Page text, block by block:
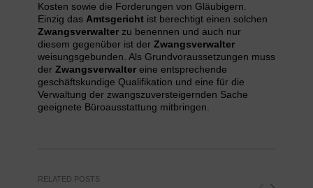
Kosten sowie die Forderungen von Gläubigern.
Einzig das Amtsgericht ist berechtigt einen solchen
Zwangsverwalter zu benennen und auch nur
diesem gegenüber ist der Zwangsverwalter
weisungsgebunden. Als Grundvoraussetzungen muss
der Zwangsverwalter eine entsprechende
geschäftskundige Qualifikation und eine für die
Verwaltung der zwangszuversteigernden Sache
geeignete Büroausstattung mitbringen.
RELATED POSTS